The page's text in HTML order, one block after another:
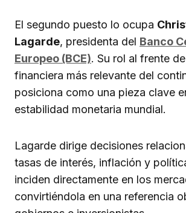
El segundo puesto lo ocupa
Lagarde, presidenta del Banco
Europeo (BCE). Su rol al frente
financiera más relevante del
posiciona como una pieza clave
estabilidad monetaria mundial.
Lagarde dirige decisiones
tasas de interés, inflación y
inciden directamente en los
convirtiéndola en una referencia